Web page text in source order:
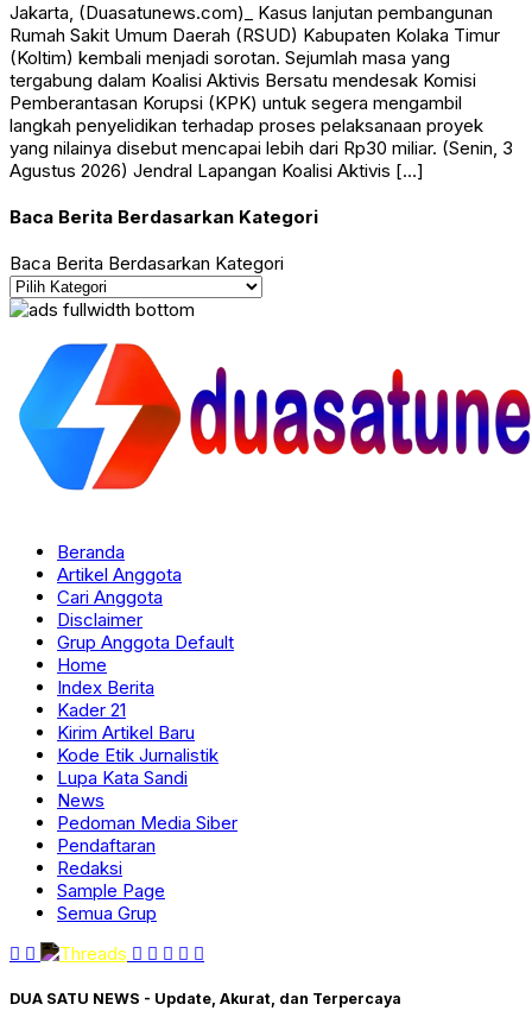
Jakarta, (Duasatunews.com)_ Kasus lanjutan pembangunan
Rumah Sakit Umum Daerah (RSUD) Kabupaten Kolaka Timur
(Koltim) kembali menjadi sorotan. Sejumlah masa yang
tergabung dalam Koalisi Aktivis Bersatu mendesak Komisi
Pemberantasan Korupsi (KPK) untuk segera mengambil
langkah penyelidikan terhadap proses pelaksanaan proyek
yang nilainya disebut mencapai lebih dari Rp30 miliar. (Senin, 3
Agustus 2026) Jendral Lapangan Koalisi Aktivis […]
Baca Berita Berdasarkan Kategori
Baca Berita Berdasarkan Kategori
Beranda
Artikel Anggota
Cari Anggota
Disclaimer
Grup Anggota Default
Home
Index Berita
Kader 21
Kirim Artikel Baru
Kode Etik Jurnalistik
Lupa Kata Sandi
News
Pedoman Media Siber
Pendaftaran
Redaksi
Sample Page
Semua Grup
DUA SATU NEWS - Update, Akurat, dan Terpercaya